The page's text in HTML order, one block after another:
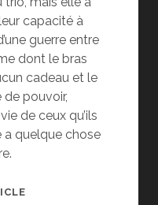
capacité à
guerre entre
dont le bras
cadeau et le
de pouvoir,
de ceux qu’ils
quelque chose
[CINÉ]